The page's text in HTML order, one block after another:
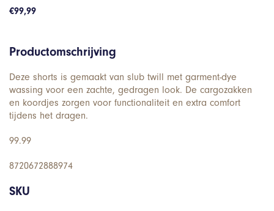
€99,99
Productomschrijving
Deze shorts is gemaakt van slub twill met garment-dye
wassing voor een zachte, gedragen look. De cargozakken
en koordjes zorgen voor functionaliteit en extra comfort
tijdens het dragen.
99.99
8720672888974
SKU